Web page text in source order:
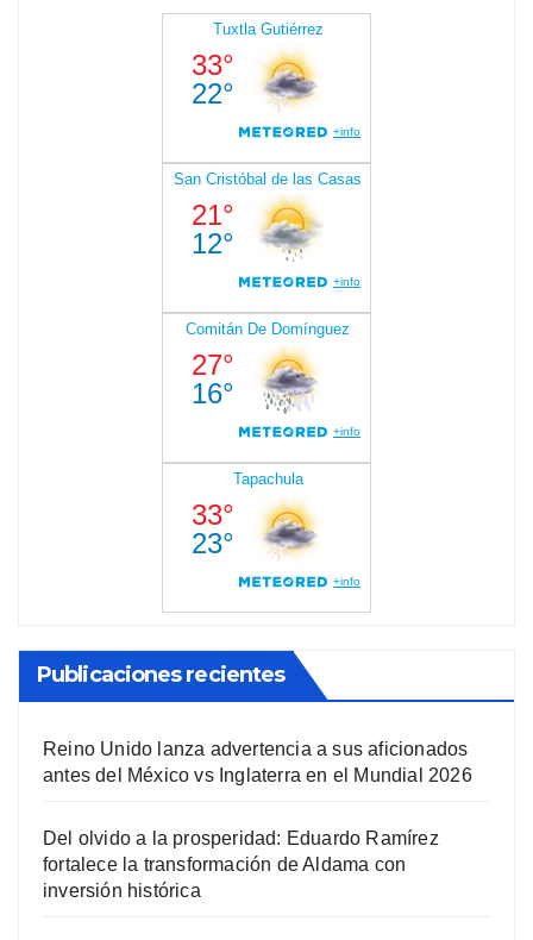
Publicaciones recientes
Reino Unido lanza advertencia a sus aficionados
antes del México vs Inglaterra en el Mundial 2026
Del olvido a la prosperidad: Eduardo Ramírez
fortalece la transformación de Aldama con
inversión histórica